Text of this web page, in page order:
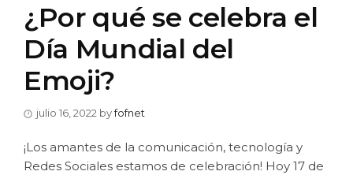
¿Por qué se celebra el
Día Mundial del
Emoji?
julio 16, 2022 byfofnet
¡Los amantes de la comunicación, tecnología y
Redes Sociales estamos de celebración! Hoy 17 de